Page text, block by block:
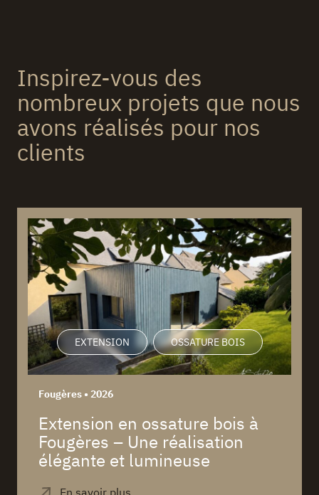
Inspirez-vous des
nombreux projets que nous
avons réalisés pour nos
clients
EXTENSION OSSATURE BOIS
Fougères • 2026
Extension en ossature bois à
Fougères – Une réalisation
élégante et lumineuse